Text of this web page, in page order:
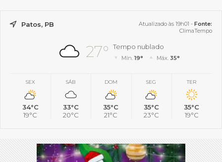
Patos, PB Atualizado às 19h01 - Fonte:
ClimaTempo
27° Tempo nublado
Mín.19° Máx. 35°
SEX
34°C
19°C
SÁB
33°C
20°C
DOM
35°C
21°C
SEG
35°C
23°C
TER
35°C
19°C